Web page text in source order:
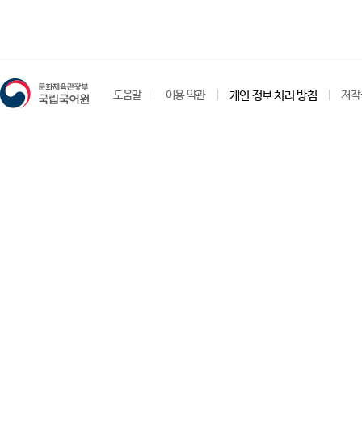
도움말 이용 약관 개인 정보 처리 방침 저